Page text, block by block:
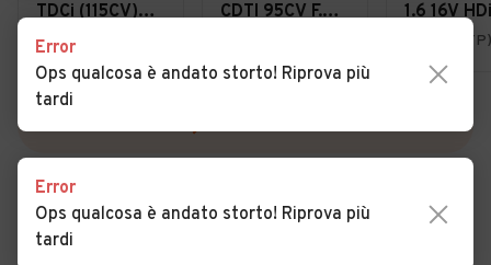
TDCi (115CV)
cat SW Ghia
CDTI 95CV F.AP.
1.6 16V
110CV
Marsala (TP)
VEDI TUTTE
Cerca altri risultati
Error
Ops qualcosa è andato storto! Riprova più
tardi
Error
Ops qualcosa è andato storto! Riprova più
tardi